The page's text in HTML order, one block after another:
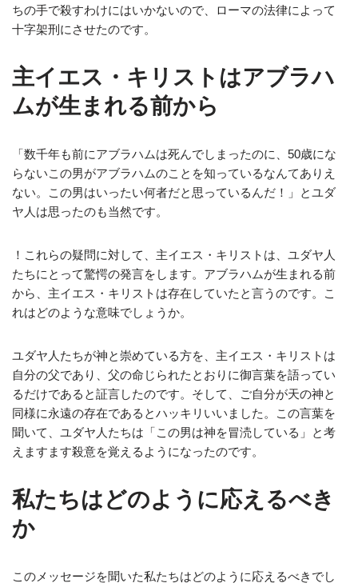
ちの手で殺すわけにはいかないので、ローマの法律によって
十字架刑にさせたのです。
主イエス・キリストはアブラハ
ムが生まれる前から
「数千年も前にアブラハムは死んでしまったのに、50歳にな
らないこの男がアブラハムのことを知っているなんてありえ
ない。この男はいったい何者だと思っているんだ！」とユダ
ヤ人は思ったのも当然です。
！これらの疑問に対して、主イエス・キリストは、ユダヤ人
たちにとって驚愕の発言をします。アブラハムが生まれる前
から、主イエス・キリストは存在していたと言うのです。こ
れはどのような意味でしょうか。
ユダヤ人たちが神と崇めている方を、主イエス・キリストは
自分の父であり、父の命じられたとおりに御言葉を語ってい
るだけであると証言したのです。そして、ご自分が天の神と
同様に永遠の存在であるとハッキリいいました。この言葉を
聞いて、ユダヤ人たちは「この男は神を冒涜している」と考
えますます殺意を覚えるようになったのです。
私たちはどのように応えるべき
か
このメッセージを聞いた私たちはどのように応えるべきでし